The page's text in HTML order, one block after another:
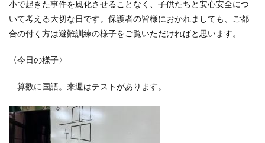
小で起きた事件を風化させることなく、子供たちと安心安全につ
いて考える大切な日です。保護者の皆様におかれましても、ご都
合の付く方は避難訓練の様子をご覧いただければと思います。
〈今日の様子〉
算数に国語。来週はテストがあります。